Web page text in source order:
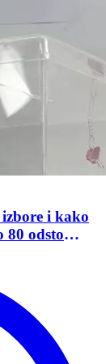
i kako
80 odsto